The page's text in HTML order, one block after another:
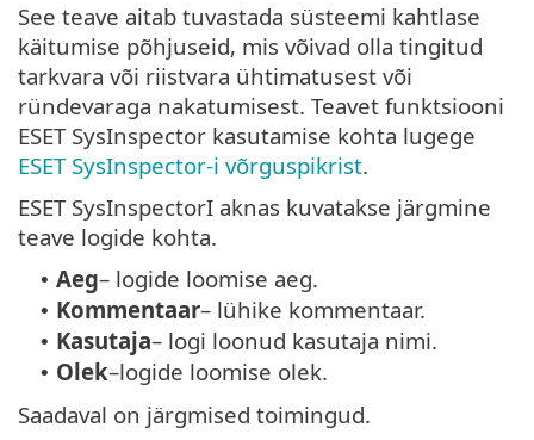
See teave aitab tuvastada süsteemi kahtlase
käitumise põhjuseid, mis võivad olla tingitud
tarkvara või riistvara ühtimatusest või
ründevaraga nakatumisest. Teavet funktsiooni
ESET SysInspector kasutamise kohta lugege
ESET SysInspector-i võrguspikrist.
ESET SysInspectorI aknas kuvatakse järgmine
teave logide kohta.
• Aeg– logide loomise aeg.
• Kommentaar– lühike kommentaar.
• Kasutaja– logi loonud kasutaja nimi.
• Olek–logide loomise olek.
Saadaval on järgmised toimingud.